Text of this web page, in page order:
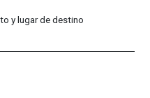
Está Diseñada Para
y lugar de destino